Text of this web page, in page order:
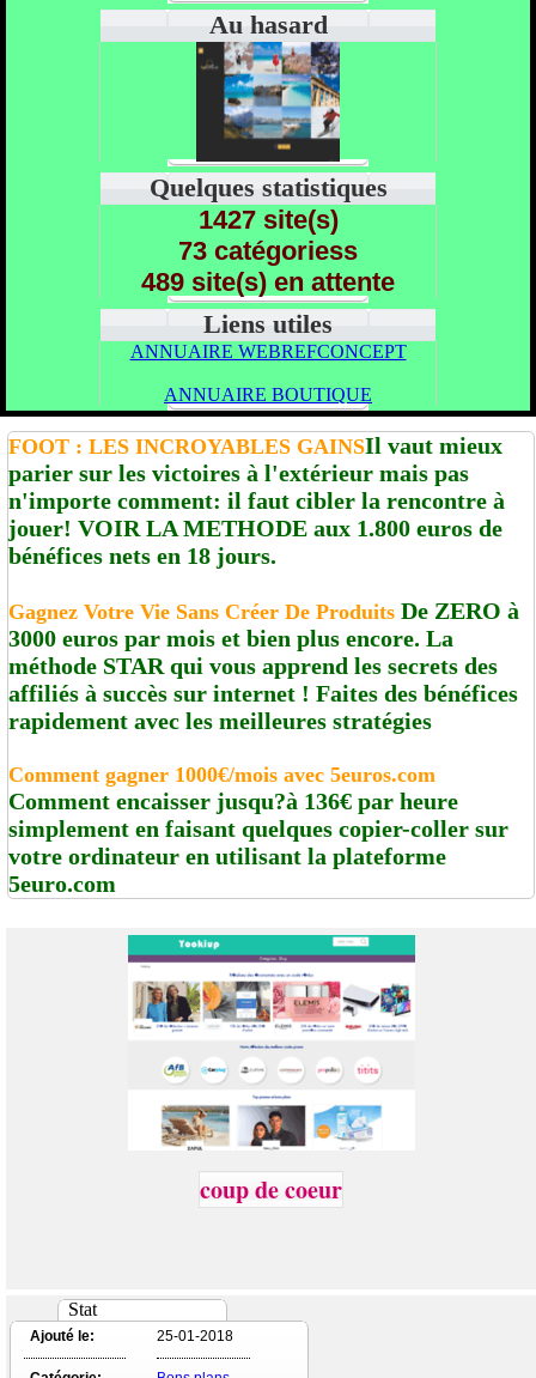
Au hasard
Quelques statistiques
1427 site(s)
73 catégoriess
489 site(s) en attente
Liens utiles
ANNUAIRE WEBREFCONCEPT
ANNUAIRE BOUTIQUE
FOOT : LES INCROYABLES GAINSIl vaut mieux
parier sur les victoires à l'extérieur mais pas
n'importe comment: il faut cibler la rencontre à
jouer! VOIR LA METHODE aux 1.800 euros de
bénéfices nets en 18 jours.
Gagnez Votre Vie Sans Créer De Produits De ZERO à
3000 euros par mois et bien plus encore. La
méthode STAR qui vous apprend les secrets des
affiliés à succès sur internet ! Faites des bénéfices
rapidement avec les meilleures stratégies
Comment gagner 1000€/mois avec 5euros.com
Comment encaisser jusqu?à 136€ par heure
simplement en faisant quelques copier-coller sur
votre ordinateur en utilisant la plateforme
5euro.com
coup de coeur
Stat
Ajouté le: 25-01-2018